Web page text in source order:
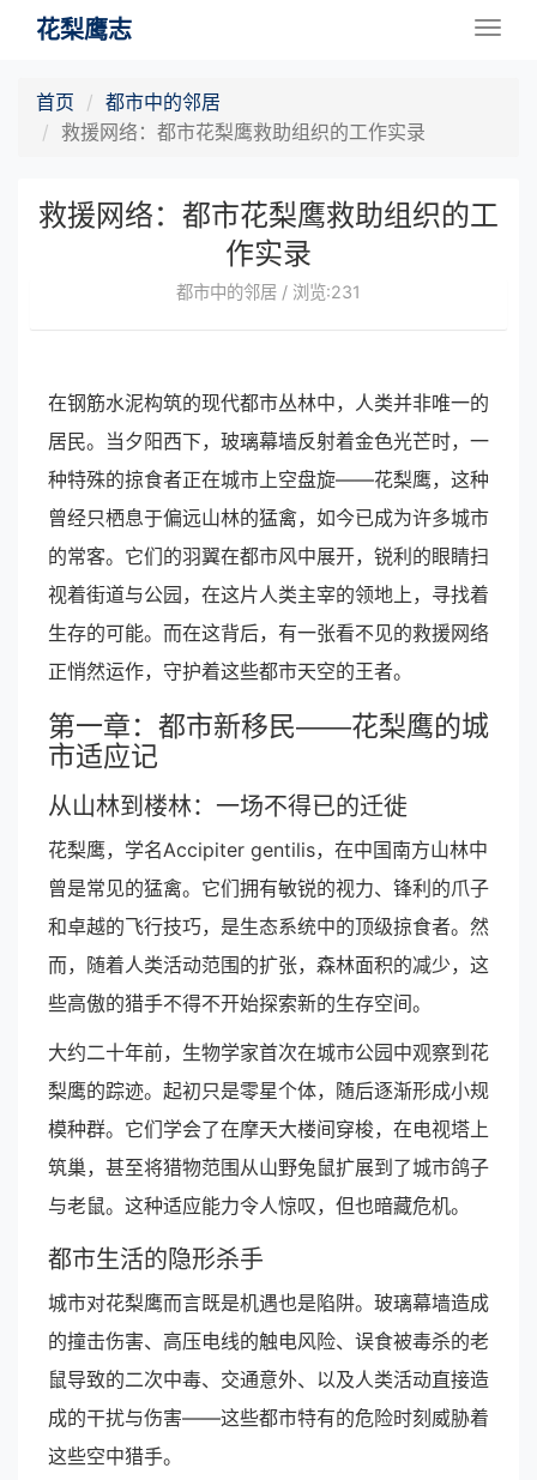
花梨鹰志
首页
都市中的邻居
救援网络：都市花梨鹰救助组织的工作实录
救援网络：都市花梨鹰救助组织的工
作实录
都市中的邻居 / 浏览:231
在钢筋水泥构筑的现代都市丛林中，人类并非唯一的
居民。当夕阳西下，玻璃幕墙反射着金色光芒时，一
种特殊的掠食者正在城市上空盘旋——花梨鹰，这种
曾经只栖息于偏远山林的猛禽，如今已成为许多城市
的常客。它们的羽翼在都市风中展开，锐利的眼睛扫
视着街道与公园，在这片人类主宰的领地上，寻找着
生存的可能。而在这背后，有一张看不见的救援网络
正悄然运作，守护着这些都市天空的王者。
第一章：都市新移民——花梨鹰的城
市适应记
从山林到楼林：一场不得已的迁徙
花梨鹰，学名Accipiter gentilis，在中国南方山林中
曾是常见的猛禽。它们拥有敏锐的视力、锋利的爪子
和卓越的飞行技巧，是生态系统中的顶级掠食者。然
而，随着人类活动范围的扩张，森林面积的减少，这
些高傲的猎手不得不开始探索新的生存空间。
大约二十年前，生物学家首次在城市公园中观察到花
梨鹰的踪迹。起初只是零星个体，随后逐渐形成小规
模种群。它们学会了在摩天大楼间穿梭，在电视塔上
筑巢，甚至将猎物范围从山野兔鼠扩展到了城市鸽子
与老鼠。这种适应能力令人惊叹，但也暗藏危机。
都市生活的隐形杀手
城市对花梨鹰而言既是机遇也是陷阱。玻璃幕墙造成
的撞击伤害、高压电线的触电风险、误食被毒杀的老
鼠导致的二次中毒、交通意外、以及人类活动直接造
成的干扰与伤害——这些都市特有的危险时刻威胁着
这些空中猎手。